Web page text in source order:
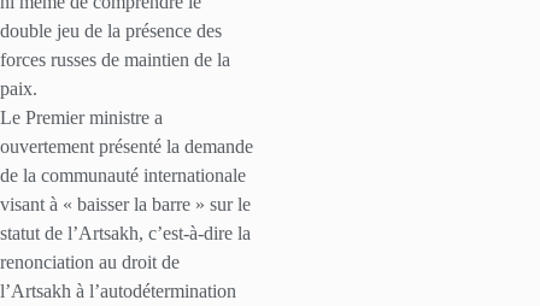
double jeu de la présence des
forces russes de maintien de la
paix.
Le Premier ministre a
ouvertement présenté la demande
de la communauté internationale
visant à « baisser la barre » sur le
statut de l’Artsakh, c’est-à-dire la
renonciation au droit de
l’Artsakh à l’autodétermination